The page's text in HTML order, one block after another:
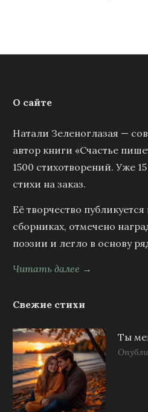
О сайте
Натали Зеленоглазая —
автор книги «Счастье
1500 стихотворений. Уже
стихи на заказ.
Её творчество
сборниках, отмечено
поэзии и легло в основу
Читать далее →
Свежие стихи
Ты